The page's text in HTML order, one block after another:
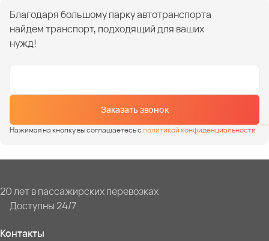
Благодаря большому парку автотранспорта
найдем транспорт, подходящий для ваших
нужд!
Заказать звонок
Нажимая на кнопку вы соглашаетесь сполитикой конфиденциальности
20 лет в пассажирских перевозках
Доступны 24/7
Контакты